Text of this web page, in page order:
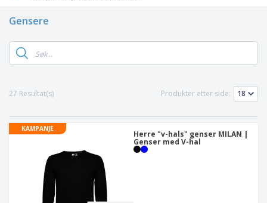
Gensere
27 Resultat(s) Produkter etter side:
KAMPANJE
Herre "v-hals" genser MILAN |
Genser med V-hal